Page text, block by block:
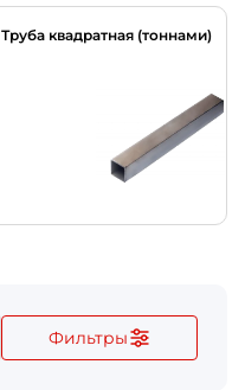
Труба квадратная (тоннами)
Фильтры